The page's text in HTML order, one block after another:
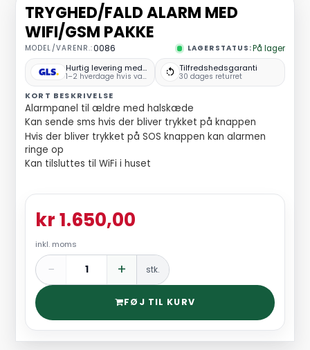
TRYGHED/FALD ALARM MED
WIFI/GSM PAKKE
MODEL/VARENR.:0086 LAGERSTATUS:På lager
Hurtig levering med GLS
1–2 hverdage hvis varen er på lager
Tilfredshedsgaranti
30 dages returret
KORT BESKRIVELSE
Alarmpanel til ældre med halskæde
Kan sende sms hvis der bliver trykket på knappen
Hvis der bliver trykket på SOS knappen kan alarmen
ringe op
Kan tilsluttes til WiFi i huset
kr 1.650,00
inkl. moms
− + stk.
FØJ TIL KURV